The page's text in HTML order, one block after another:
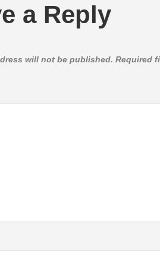
a Reply
will not be published. Required